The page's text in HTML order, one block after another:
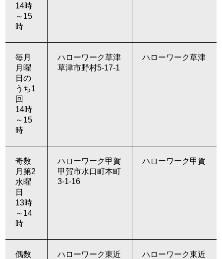
14時
～15
時
毎月
月曜
日の
うち1
回
14時
～15
時
ハローワーク草津
草津市野村5-17-1
ハローワーク草津
奇数
月第2
水曜
日
13時
～14
時
ハローワーク甲賀
甲賀市水口町本町
3-1-16
ハローワーク甲賀
偶数
ハローワーク東近
ハローワーク東近